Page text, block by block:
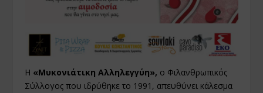
Η «Μυκονιάτικη Αλληλεγγύη», ο Φιλανθρωπικός
Σύλλογος που ιδρύθηκε το 1991, απευθύνει κάλεσμα